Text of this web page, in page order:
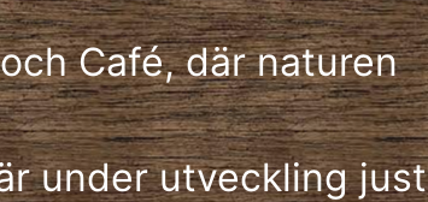
Café, där naturen
under utveckling just